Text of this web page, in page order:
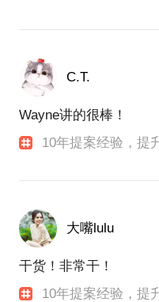
C.T.
Wayne讲的很棒！
10年提案经验，提
大嘴lulu
干货！非常干！
10年提案经验，提